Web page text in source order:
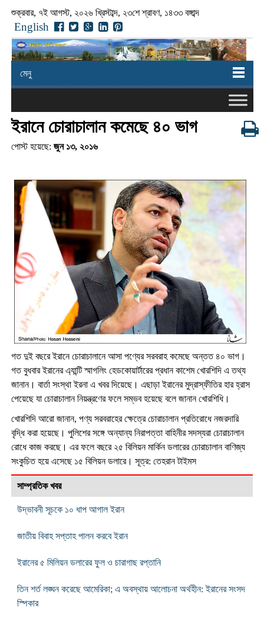
শুক্রবার, ৭ই আগস্ট, ২০২৬ খ্রিস্টাব্দ, ২৩শে শ্রাবণ, ১৪৩৩ বঙ্গাব্দ
English
মেনু
ইরানে চোরাচালান কমেছে ৪০ ভাগ
পোস্ট হয়েছে: জুন ১৩, ২০১৬
গত দুই বছরে ইরানে চোরাচালানে আসা পণ্যের সরবরাহ কমেছে অন্তত ৪০ ভাগ।
গত বুধবার ইরানের এ্যান্টি স্মাগলিং হেডকোয়ার্টারের প্রধান কাশেম খোরশিদি এ তথ্য
জানান। বার্তা সংস্থা ইরনা এ খবর দিয়েছে। এছাড়া ইরানের মুদ্রাস্ফীতির হার হ্রাস
পেয়েছে যা চোরাচালান নিয়ন্ত্রণের ফলে সম্ভব হয়েছে বলে জানান খোরশিধি।
খোরশিদি আরো জানান, পণ্য সরবরাহের ক্ষেত্রে চোরাচালান প্রতিরোধে নজরদারি
বৃদ্ধি করা হয়েছে। পুলিশের সঙ্গে অন্যান্য নিরাপত্তা বাহিনীর সদস্যরা চোরাচালান
রোধে কাজ করছে। এর ফলে বছরে ২৫ বিলিয়ন মার্কিন ডলারের চোরাচালান বাণিজ্য
সংকুচিত হয়ে এসেছে ১৫ বিলিয়ন ডলারে। সূত্র: তেহরান টাইমস
সাম্প্রতিক খবর
উদ্ভাবনী সূচকে ১০ ধাপ আগাল ইরান
জাতীয় বিবাহ সপ্তাহ পালন করবে ইরান
ইরানের ৫ মিলিয়ন ডলারের ফুল ও চারাগাছ রপ্তানি
তিন শর্ত লঙ্ঘন করেছে আমেরিকা; এ অবস্থায় আলোচনা অর্থহীন: ইরানের সংসদ
স্পিকার